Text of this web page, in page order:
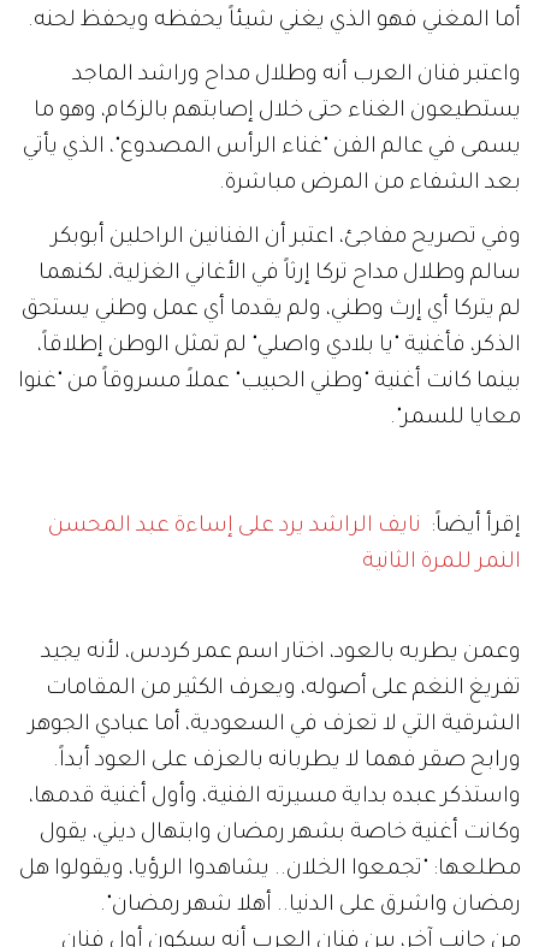
أما المغني فهو الذي يغني شيئاً يحفظه ويحفظ لحنه.
واعتبر فنان العرب أنه وطلال مداح وراشد الماجد
يستطيعون الغناء حتى خلال إصابتهم بالزكام، وهو ما
يسمى في عالم الفن "غناء الرأس المصدوع"، الذي يأتي
بعد الشفاء من المرض مباشرة.
وفي تصريح مفاجئ، اعتبر أن الفنانين الراحلين أبوبكر
سالم وطلال مداح تركا إرثاً في الأغاني الغزلية، لكنهما
لم يتركا أي إرث وطني، ولم يقدما أي عمل وطني يستحق
الذكر، فأغنية "يا بلادي واصلي" لم تمثل الوطن إطلاقاً،
بينما كانت أغنية "وطني الحبيب" عملاً مسروقاً من "غنوا
معايا للسمر".
إقرأ أيضاً: نايف الراشد يرد على إساءة عبد المحسن
النمر للمرة الثانية
وعمن يطربه بالعود، اختار اسم عمر كردس، لأنه يجيد
تفريغ النغم على أصوله، ويعرف الكثير من المقامات
الشرقية التي لا تعزف في السعودية، أما عبادي الجوهر
ورابح صقر فهما لا يطربانه بالعزف على العود أبداً.
واستذكر عبده بداية مسيرته الفنية، وأول أغنية قدمها،
وكانت أغنية خاصة بشهر رمضان وابتهال ديني، يقول
مطلعها: "تجمعوا الخلان.. يشاهدوا الرؤيا، ويقولوا هل
رمضان واشرق على الدنيا.. أهلا شهر رمضان".